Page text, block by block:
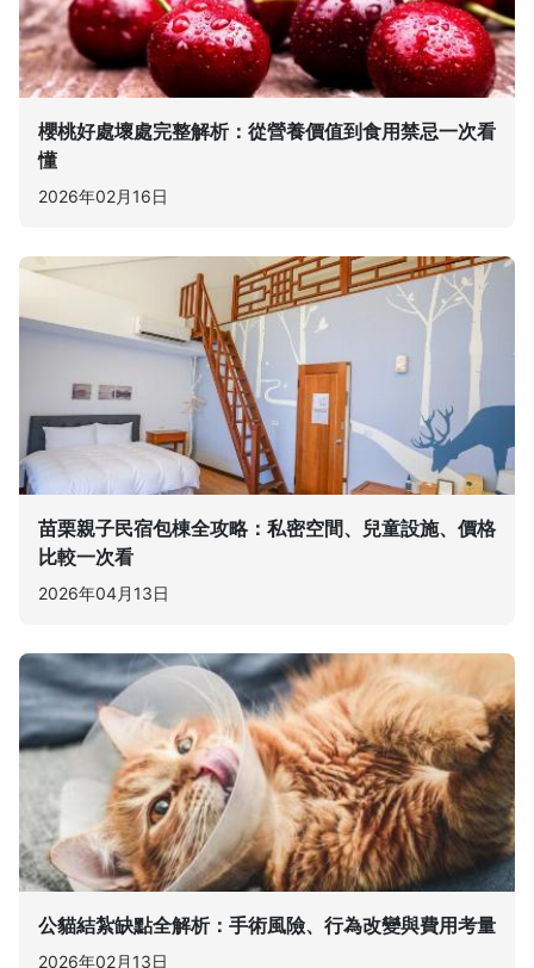
櫻桃好處壞處完整解析：從營養價值到食用禁忌一次看
懂
2026年02月16日
苗栗親子民宿包棟全攻略：私密空間、兒童設施、價格
比較一次看
2026年04月13日
公貓結紮缺點全解析：手術風險、行為改變與費用考量
2026年02月13日